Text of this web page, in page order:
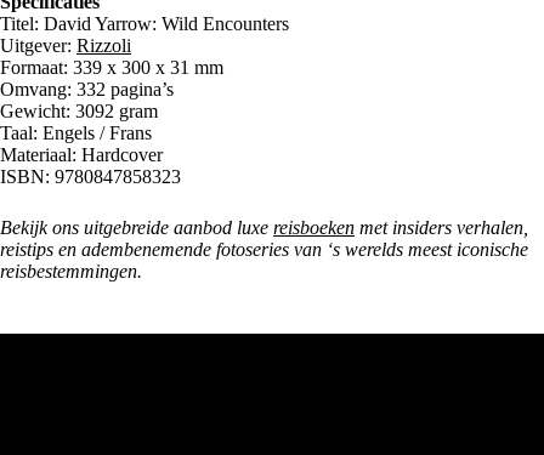
Titel: David Yarrow: Wild Encounters
Uitgever: Rizzoli
Formaat: 339 x 300 x 31 mm
Omvang: 332 pagina’s
Gewicht: 3092 gram
Taal: Engels / Frans
Materiaal: Hardcover
ISBN: 9780847858323
Bekijk ons uitgebreide aanbod luxe reisboeken met insiders verhalen,
reistips en adembenemende fotoseries van ‘s werelds meest iconische
reisbestemmingen.